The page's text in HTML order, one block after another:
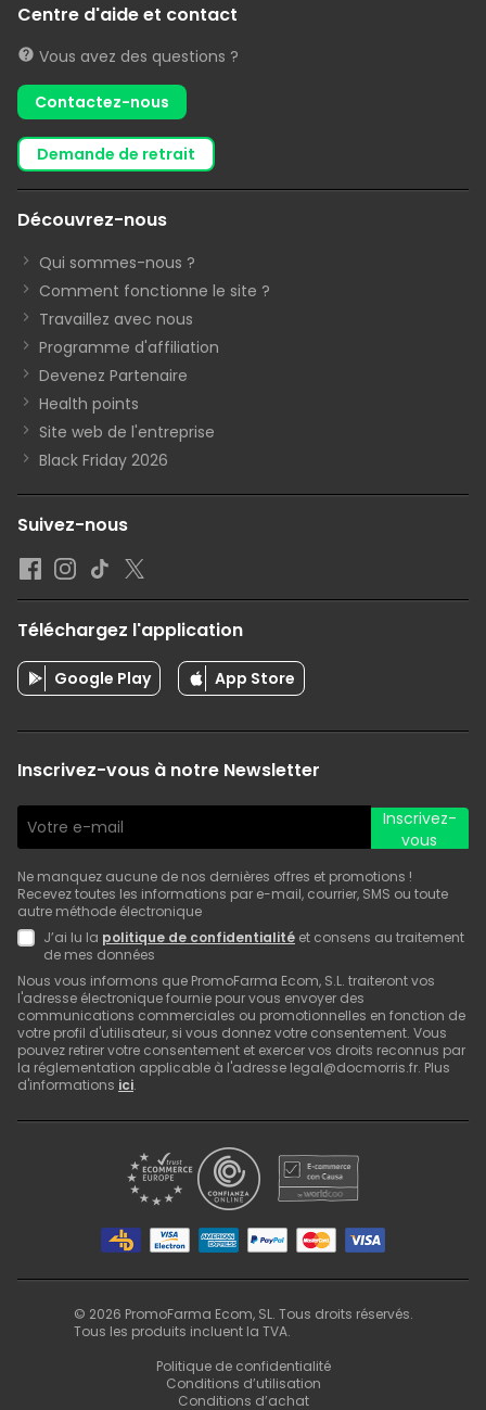
Centre d'aide et contact
Vous avez des questions ?
Contactez-nous
demande de retrait
Découvrez-nous
Qui sommes-nous ?
Comment fonctionne le site ?
Travaillez avec nous
Programme d'affiliation
Devenez Partenaire
Health points
Site web de l'entreprise
Black Friday 2026
Suivez-nous
Téléchargez l'application
Google Play App Store
Inscrivez-vous à notre Newsletter
Inscrivez-
vous
Ne manquez aucune de nos dernières offres et promotions !
Recevez toutes les informations par e-mail, courrier, SMS ou toute
autre méthode électronique
J’ai lu la politique de confidentialité et consens au traitement
de mes données
Nous vous informons que PromoFarma Ecom, S.L. traiteront vos
l'adresse électronique fournie pour vous envoyer des
communications commerciales ou promotionnelles en fonction de
votre profil d'utilisateur, si vous donnez votre consentement. Vous
pouvez retirer votre consentement et exercer vos droits reconnus par
la réglementation applicable à l'adresse legal@docmorris.fr. Plus
d'informations ici.
© 2026 PromoFarma Ecom, SL. Tous droits réservés.
Tous les produits incluent la TVA.
Politique de confidentialité
Conditions d’utilisation
Conditions d’achat